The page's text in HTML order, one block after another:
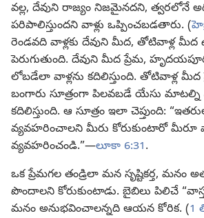
వల్ల, దేవుని రాజ్యం నిజమైనదని, త్వరలోనే
పరిపాలిస్తుందని వాళ్లు ఒప్పించబడతారు. (
రెండవది వాళ్లకు దేవుని మీద, తోటివాళ్ల మీద
పెరుగుతుంది. దేవుని మీద ప్రేమ,
లోబడేలా వాళ్లను కదిలిస్తుంది. తోటివాళ్ల మీద
బంగారు సూత్రంగా పిలవబడే యేసు
కదిలిస్తుంది. ఆ సూత్రం ఇలా చెప్తుంది:
వ్యవహరించాలని మీరు కోరుకుంటారో మీరూ
వ్యవహరించండి.”—లూకా 6:31.
ఒక ప్రేమగల తండ్రిలా మన సృష్టికర్త, మనం
పొందాలని కోరుకుంటాడు. బైబిలు పిలిచే
మనం అనుభవించాలన్నది ఆయన కోరిక. (1